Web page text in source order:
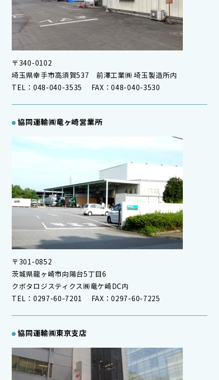
〒340-0102
埼玉県幸手市高須賀537 前澤工業㈱ 埼玉製造所内
TEL：048-040-3535 FAX：048-040-3530
協同運輸㈱竜ヶ崎営業所
〒301-0852
茨城県龍ヶ崎市向陽台5丁目6
クボタロジスティクス㈱竜ケ崎DC内
TEL：0297-60-7201 FAX：0297-60-7225
協同運輸㈱東京支店